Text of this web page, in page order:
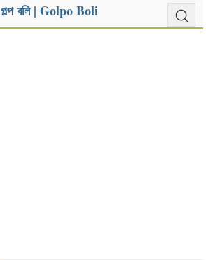
গল্প বলি | Golpo Boli